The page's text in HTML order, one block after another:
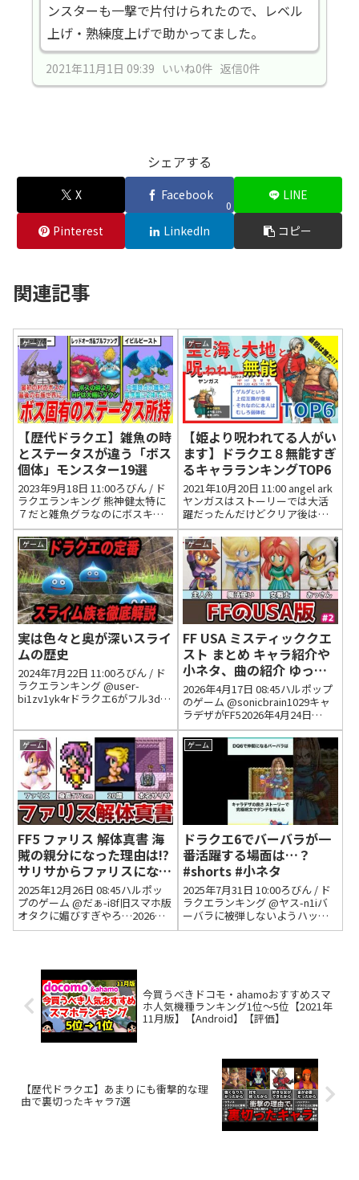
ンスターも一撃で片付けられたので、レベル
上げ・熟練度上げで助かってました。
2021年11月1日 09:39 いいね0件 返信0件
シェアする
X Facebook
0
LINE
Pinterest LinkedIn コピー
関連記事
ゲーム
【歴代ドラクエ】雑魚の時
とステータスが違う「ボス
個体」モンスター19選
2023年9月18日 11:00ろびん / ド
ラクエランキング 熊神健太特に
７だと雑魚グラなのにボスキャ
ラが多かった印象。ジャミラス
系列のモンスターはこういう役
多いですよね。(ジャミラス・妖
魔ゲモン・イビルビースト)2023
年9月20日 1...
ゲーム
【姫より呪われてる人がい
ます】ドラクエ８無能すぎ
るキャラランキングTOP6
2021年10月20日 11:00 angel ark
ヤンガスはストーリーでは大活
躍だったんだけどクリア後はメ
ガザルしかやることないのが
ね…6.7辺りに出てたら最後まで
強い火力要因だったろうに2021
年10月28日 10:09 いいね1件 ...
ゲーム
実は色々と奥が深いスライ
ムの歴史
2024年7月22日 11:00ろびん / ド
ラクエランキング @user-
bi1zv1yk4rドラクエ6がフル3dで
す。2024年7月23日 11:08 いいね
1件 返信0件 @us...
ゲーム
FF USA ミスティッククエ
スト まとめ キャラ紹介や
小ネタ、曲の紹介 ゆっく
り解説 ファイナルファン
タジーUSA
2026年4月17日 08:45ハルポップ
のゲーム @sonicbrain1029キャ
ラデザがFF52026年4月24日
23:57 いいね1件 @ken_yo0518
懐かしい。最後は金髪のフェイ
と二人でラスダンに行き良い感
じに見えたのだが...
ゲーム
FF5 ファリス 解体真書 海
賊の親分になった理由は!?
サリサからファリスになっ
たのはどうして!? 全ジョブ
のドット絵も紹介 ゆっく
り解説 ファイナルファン
タジー5 ピクセルリマスタ
2025年12月26日 08:45ハルポッ
プのゲーム @だぁ-i8f旧スマホ版
オタクに媚びすぎやろ…2026年1
月26日 07:05 いいね2件 @タンサ
ジャナイ感が強い2...
ゲーム
ドラクエ6でバーバラが一
番活躍する場面は…？
#shorts #小ネタ
2025年7月31日 10:00ろびん / ド
ラクエランキング @ヤス-n1iバ
ーバラに被弾しないようハッサ
ンがにおうだちすればいいだけ
今買うべきドコモ・ahamoおすすめスマ
ホ人気機種ランキング1位〜5位【2021年
11月版】【Android】【評価】
【歴代ドラクエ】あまりにも衝撃的な理
由で裏切ったキャラ7選